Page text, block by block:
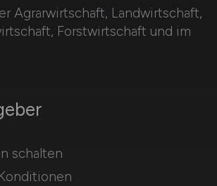
Agrarwirtschaft, Landwirtschaft,
Forstwirtschaft und im
schalten